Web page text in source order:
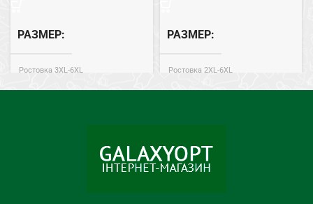
РАЗМЕР
Ростовка 3XL-6XL
РАЗМЕР
Ростовка 2XL-6XL